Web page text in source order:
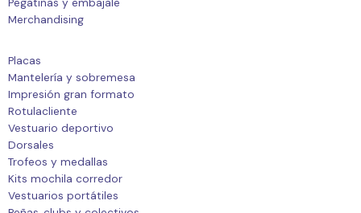
Merchandising
Placas
Mantelería y sobremesa
Impresión gran formato
Rotulacliente
Vestuario deportivo
Dorsales
Trofeos y medallas
Kits mochila corredor
Vestuarios portátiles